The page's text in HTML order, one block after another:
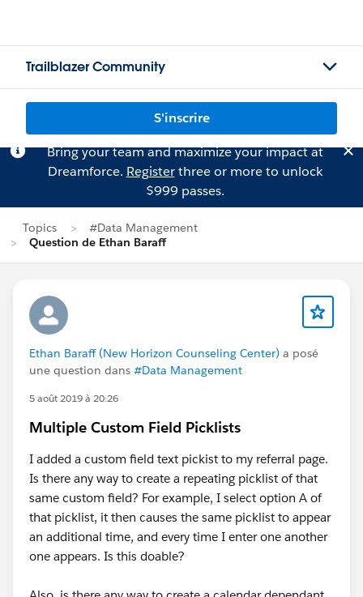
Trailblazer Community
S'inscrire
Bring your team and maximize your impact at
Dreamforce. Registerthree or more to unlock
$999 passes.
Topics
#Data Management
Question de Ethan Baraff
Ethan Baraff (New Horizon Counseling Center) a posé
une question dans #Data Management
5 août 2019 à 20:26
Multiple Custom Field Picklists
I added a custom field text pickist to my referral page.
Is there any way to create a repeating picklist of that
same custom field? For example, I select option A of
that picklist, it then causes the same picklist to appear
an additional time, and every time I enter one another
one appears. Is this doable?